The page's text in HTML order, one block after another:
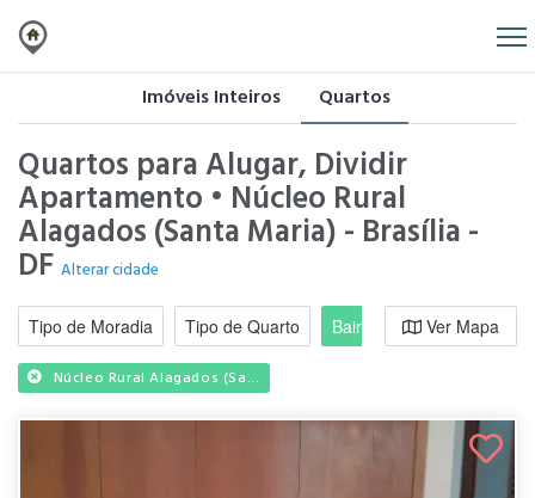
Imóveis Inteiros Quartos
Quartos para Alugar, Dividir
Apartamento • Núcleo Rural
Alagados (Santa Maria) - Brasília -
DF Alterar cidade
Tipo de Moradia Tipo de Quarto Bairro / RegiãoVer Mapa
Núcleo Rural Alagados (Sa...